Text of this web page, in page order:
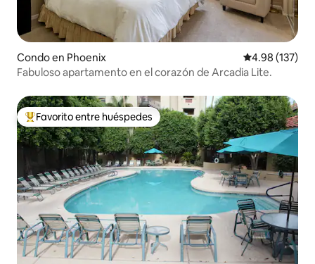
Condo en Phoenix Calificación
4.98 (137)
Fabuloso apartamento en el corazón de Arcadia Lite.
Favorito entre huéspedes preferido
Favorito entre huéspedes